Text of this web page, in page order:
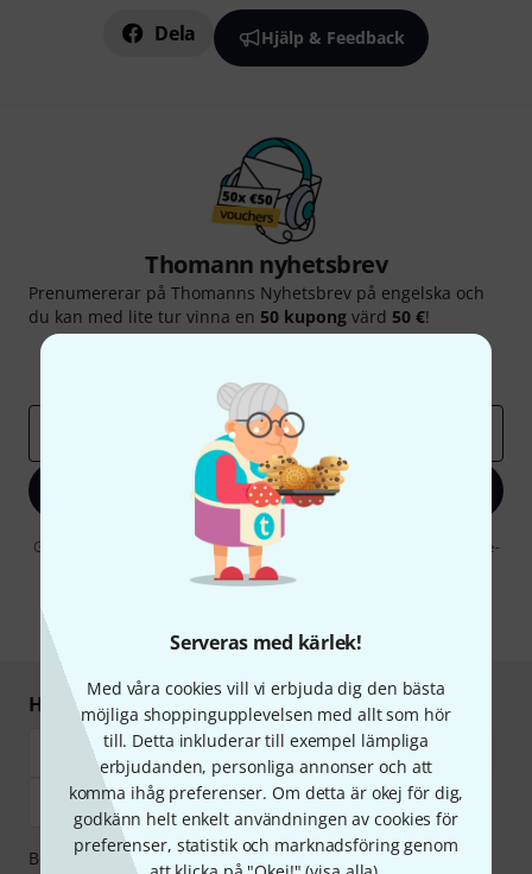
Serveras med kärlek!
Med våra cookies vill vi erbjuda dig den bästa
möjliga shoppingupplevelsen med allt som hör
till. Detta inkluderar till exempel lämpliga
erbjudanden, personliga annonser och att
komma ihåg preferenser. Om detta är okej för dig,
godkänn helt enkelt användningen av cookies för
preferenser, statistik och marknadsföring genom
Dela Hjälp & Feedback
Thomann nyhetsbrev
Prenumererar på Thomanns Nyhetsbrev på engelska och
du kan med lite tur vinna en 50 kupong värd 50 €!
Registrera dig nu
Genom att klicka på "Registrera dig nu" samtycker jag till att ta emot e-
postreklam. Avregistrering är möjlig när som helst. Du finner mer
information om nyhetsbrevet i vår
Handla och betala säkert
Betalningen kan göras tryggt och säkert med